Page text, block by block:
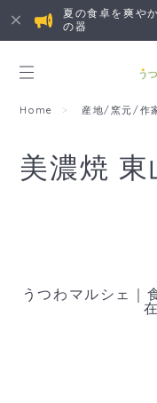
夏の食卓を爽や
の器
Home 産地/窯元/作
美濃焼 東
うつわマルシェ｜